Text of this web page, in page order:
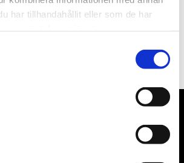
har tillhandahållit eller som de har
PRENUMERERA
integritetspolicy.
är KS Tools verktyg, ATH billyftar